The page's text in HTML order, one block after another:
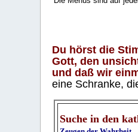
Du hörst die
Gott, den
und daß wir
eine Schranke,
Suche in den